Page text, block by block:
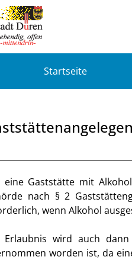
Startseite
eine Gaststätte mit
nach § 2
wenn Alkohol
Erlaubnis wird auch
worden ist, da